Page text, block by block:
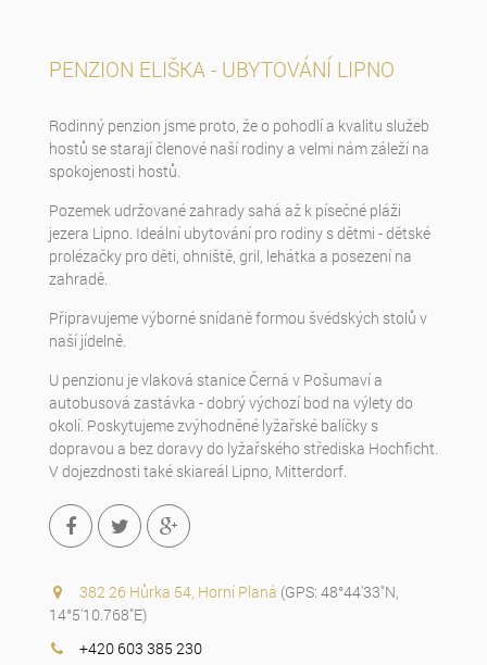
PENZION ELIŠKA - UBYTOVÁNÍ LIPNO
Rodinný penzion jsme proto, že o pohodlí a kvalitu služeb
hostů se starají členové naší rodiny a velmi nám záleží na
spokojenosti hostů.
Pozemek udržované zahrady sahá až k písečné pláži
jezera Lipno. Ideální ubytování pro rodiny s dětmi - dětské
prolézačky pro děti, ohniště, gril, lehátka a posezení na
zahradě.
Připravujeme výborné snídaně formou švédských stolů v
naší jídelně.
U penzionu je vlaková stanice Černá v Pošumaví a
autobusová zastávka - dobrý výchozí bod na výlety do
okolí. Poskytujeme zvýhodněné lyžařské balíčky s
dopravou a bez doravy do lyžařského střediska Hochficht.
V dojezdnosti také skiareál Lipno, Mitterdorf.
382 26 Hůrka 54, Horní Planá (GPS: 48°44'33"N,
14°5'10.768"E)
+420 603 385 230